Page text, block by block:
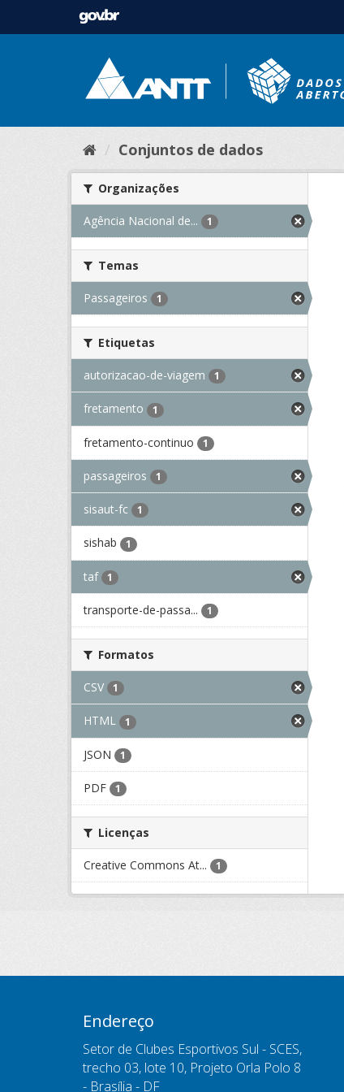
Conjuntos de dados
Organizações
Agência Nacional de... 1
Temas
Passageiros 1
Etiquetas
autorizacao-de-viagem 1
fretamento 1
fretamento-continuo 1
passageiros 1
sisaut-fc 1
sishab 1
taf 1
transporte-de-passa... 1
Formatos
CSV 1
HTML 1
JSON 1
PDF 1
Licenças
Creative Commons At... 1
Endereço
Setor de Clubes Esportivos Sul - SCES,
trecho 03, lote 10, Projeto Orla Polo 8
- Brasília - DF